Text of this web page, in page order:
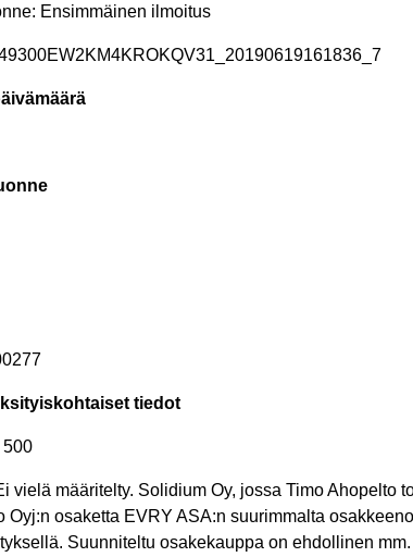
Ensimmäinen ilmoitus
_20190619161836_7
tiedot
500
vielä määritelty. Solidium Oy, jossa Timo
Oyj:n osaketta EVRY ASA:n suurimmalta
Suunniteltu osakekauppa on ehdollinen